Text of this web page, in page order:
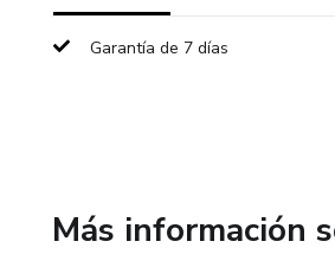
Garantía de 7 días
Más información